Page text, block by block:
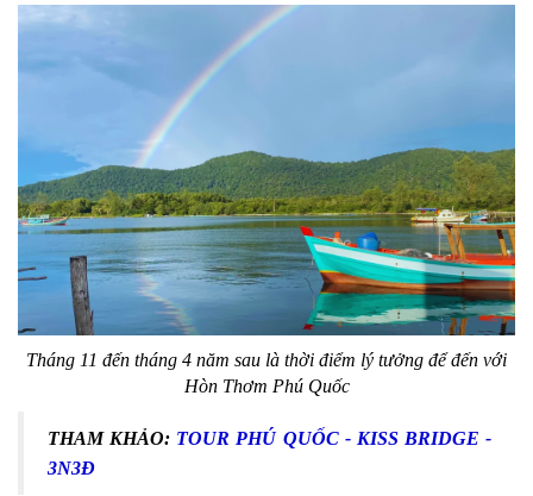
Tháng 11 đến tháng 4 năm sau là thời điểm lý tưởng để đến với
Hòn Thơm Phú Quốc
THAM KHẢO: TOUR PHÚ QUỐC - KISS BRIDGE -
3N3Đ